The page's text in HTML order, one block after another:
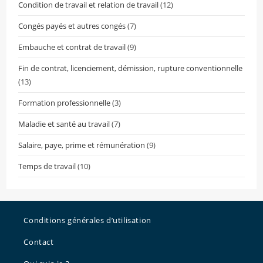
Condition de travail et relation de travail(12)
Congés payés et autres congés(7)
Embauche et contrat de travail(9)
Fin de contrat, licenciement, démission, rupture conventionnelle
(13)
Formation professionnelle(3)
Maladie et santé au travail(7)
Salaire, paye, prime et rémunération (9)
Temps de travail(10)
Conditions générales d’utilisation
Contact